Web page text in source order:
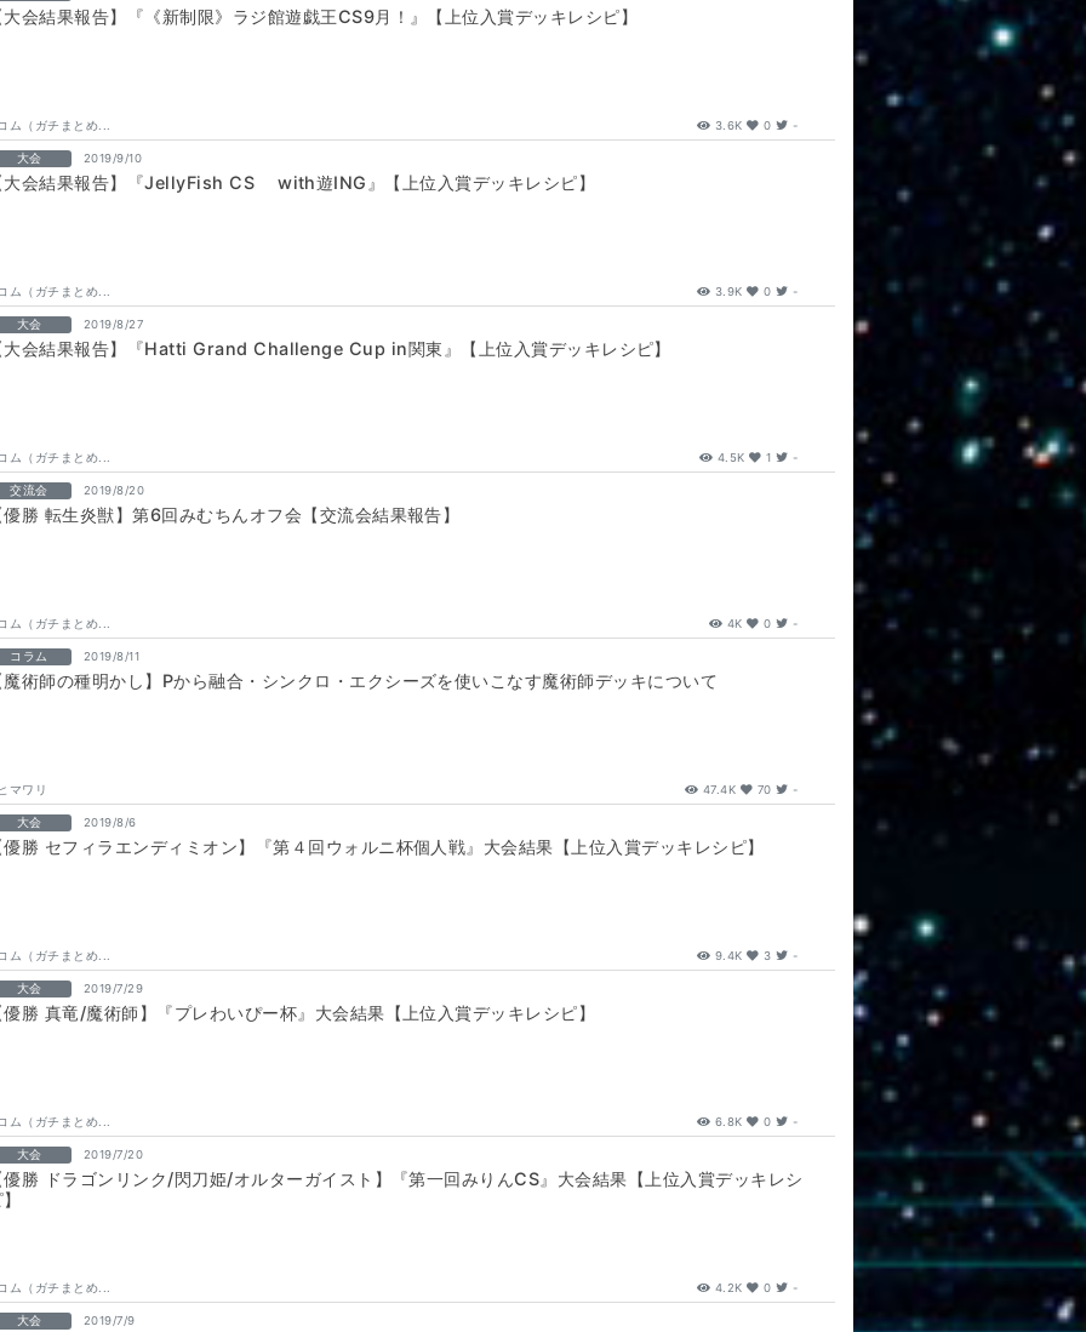
大会結果報告】『《新制限》ラジ館遊戯王CS9月！』【上位入賞デッキレシピ】
ム（ガチまとめ... 3.6K 0 -
大会 2019/9/10
大会結果報告】『JellyFish CS with遊ING』【上位入賞デッキレシピ】
ム（ガチまとめ... 3.9K 0 -
大会 2019/8/27
大会結果報告】『Hatti Grand Challenge Cup in関東』【上位入賞デッキレシピ】
ム（ガチまとめ... 4.5K 1 -
交流会 2019/8/20
優勝 転生炎獣】第6回みむちんオフ会【交流会結果報告】
ム（ガチまとめ... 4K 0 -
コラム 2019/8/11
魔術師の種明かし】Pから融合・シンクロ・エクシーズを使いこなす魔術師デッキについて
マワリ 47.4K 70 -
大会 2019/8/6
優勝 セフィラエンディミオン】『第４回ウォルニ杯個人戦』大会結果【上位入賞デッキレシピ】
ム（ガチまとめ... 9.4K 3 -
大会 2019/7/29
優勝 真竜/魔術師】『プレわいぴー杯』大会結果【上位入賞デッキレシピ】
ム（ガチまとめ... 6.8K 0 -
大会 2019/7/20
優勝 ドラゴンリンク/閃刀姫/オルターガイスト】『第一回みりんCS』大会結果【上位入賞デッキレシ
ム（ガチまとめ... 4.2K 0 -
大会 2019/7/9